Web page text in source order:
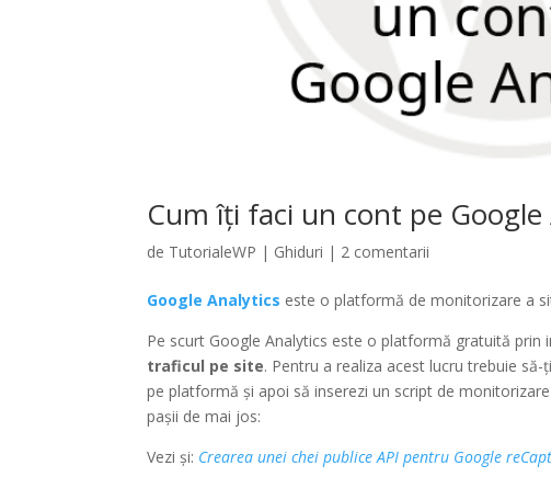
Cum îți faci un cont pe Google
de TutorialeWP | Ghiduri | 2 comentarii
Google Analytics este o platformă de monitorizare a
Pe scurt Google Analytics este o platformă gratuită
traficul pe site. Pentru a realiza acest lucru trebuie
pe platformă și apoi să inserezi un script de
pașii de mai jos:
Vezi și: Crearea unei chei publice API pentru Google